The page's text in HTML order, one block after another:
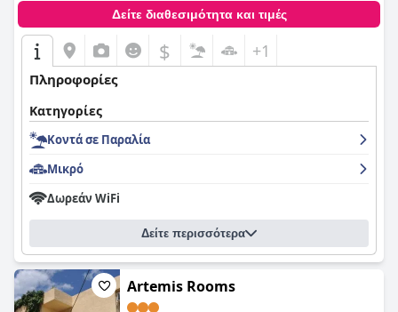
Δείτε διαθεσιμότητα και τιμές
$ +1
Πληροφορίες
Κατηγορίες
Κοντά σε Παραλία
Μικρό
Δωρεάν WiFi
Δείτε περισσότερα
Artemis Rooms